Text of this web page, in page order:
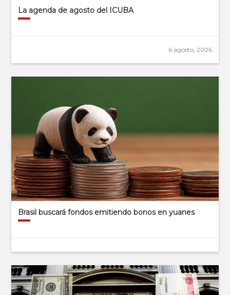
La agenda de agosto del ICUBA
6 agosto, 2026
Brasil buscará fondos emitiendo bonos en yuanes